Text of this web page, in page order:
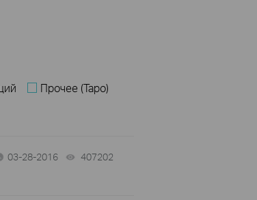
Прочее (Tapo)
03-28-2016 407202